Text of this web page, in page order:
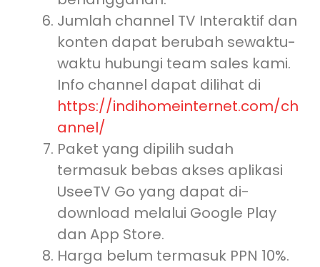
Jumlah channel TV Interaktif dan
konten dapat berubah sewaktu-
waktu hubungi team sales kami.
Info channel dapat dilihat di
https://indihomeinternet.com/ch
annel/
Paket yang dipilih sudah
termasuk bebas akses aplikasi
UseeTV Go yang dapat di-
download melalui Google Play
dan App Store.
Harga belum termasuk PPN 10%.